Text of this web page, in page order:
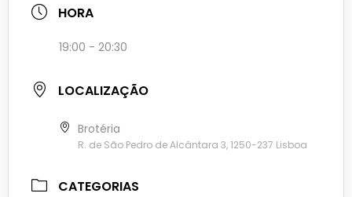
HORA
19:00 - 20:30
LOCALIZAÇÃO
Brotéria
R. de São Pedro de Alcântara 3, 1250-237 Lisboa
CATEGORIAS